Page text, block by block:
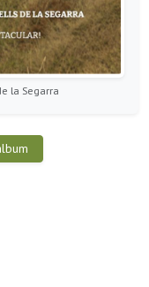
la Segarra